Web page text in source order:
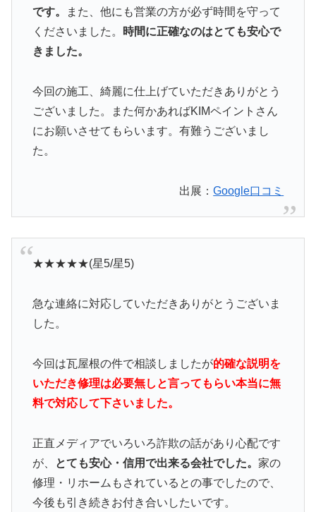
です。
また、他にも営業の方が必ず時間を守って
くださいました。
時間に正確なのはとても安心で
きました。
今回の施工、綺麗に仕上げていただきありがとう
ございました。また何かあればKIMペイントさん
にお願いさせてもらいます。有難うございまし
た。
出展：Google口コミ
★★★★★(星5/星5)
急な連絡に対応していただきありがとうございま
した。
今回は瓦屋根の件で相談しましたが的確な説明を
いただき修理は必要無しと言ってもらい本当に無
料で対応して下さいました。
正直メディアでいろいろ詐欺の話があり心配です
が、
とても安心・信用で出来る会社でした。 家の
修理・リホームもされているとの事でしたので、
今後も引き続きお付き合いしたいです。